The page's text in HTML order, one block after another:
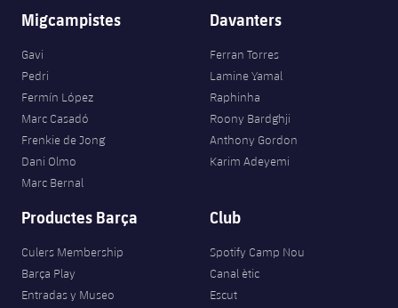
Migcampistes
Gavi
Pedri
Fermín López
Marc Casadó
Frenkie de Jong
Dani Olmo
Marc Bernal
Davanters
Ferran Torres
Lamine Yamal
Raphinha
Roony Bardghji
Anthony Gordon
Karim Adeyemi
Productes Barça
Culers Membership
Barça Play
Entradas y Museo
Club
Spotify Camp Nou
Canal ètic
Escut